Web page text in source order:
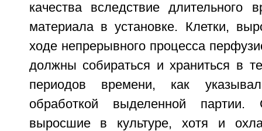
качества вследствие длительного
материала в установке. Клетки,
ходе непрерывного процесса
должны собираться и храниться в
периодов времени, как
обработкой выделенной партии.
выросшие в культуре, хотя и